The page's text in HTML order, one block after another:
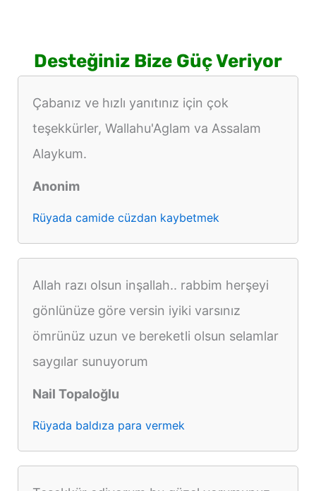
Desteğiniz Bize Güç Veriyor
Çabanız ve hızlı yanıtınız için çok
teşekkürler, Wallahu'Aglam va Assalam
Alaykum.
Anonim
Rüyada camide cüzdan kaybetmek
Allah razı olsun inşallah.. rabbim herşeyi
gönlünüze göre versin iyiki varsınız
ömrünüz uzun ve bereketli olsun selamlar
saygılar sunuyorum
Nail Topaloğlu
Rüyada baldıza para vermek